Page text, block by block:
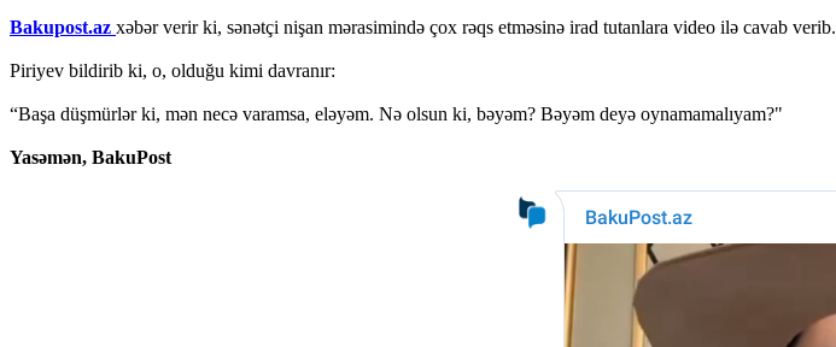
Bakupost.az xəbər verir ki, sənətçi nişan mərasimində çox rəqs etməsinə irad tutanlara video ilə cavab verib.
Piriyev bildirib ki, o, olduğu kimi davranır:
“Başa düşmürlər ki, mən necə varamsa, eləyəm. Nə olsun ki, bəyəm? Bəyəm deyə oynamamalıyam?"
Yasəmən, BakuPost